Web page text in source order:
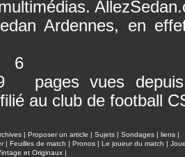
Ardennes, en
pages vues
au club de football
| Proposer un article | Sujets | Sondages | liens |
| Feuilles de match | Pronos | Le joueur du match |
et Originaux |